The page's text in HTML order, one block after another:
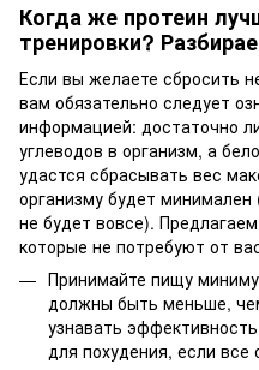
Когда же протеин
тренировки?
Если вы желаете сбросить
вам обязательно следует
информацией: достаточно
углеводов в организм, а
удастся сбрасывать вес
организму будет минимален
не будет вовсе).
которые не потребуют от
Принимайте пищу
должны быть меньше,
узнавать
для похудения, если все